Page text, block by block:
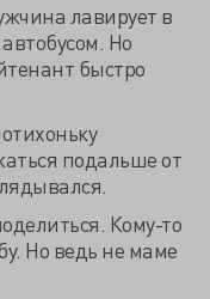
лавирует в
Но
быстро
подальше от
Кому-то
Но ведь не маме